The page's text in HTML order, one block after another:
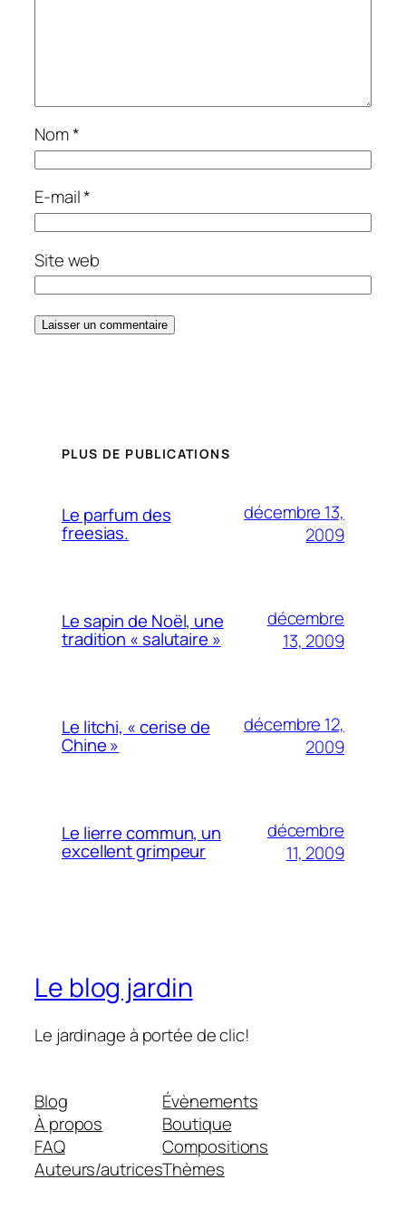
Nom*
E-mail*
Site web
PLUS DE PUBLICATIONS
Le parfum des
freesias.
décembre 13,
2009
Le sapin de Noël, une
tradition « salutaire »
décembre
13, 2009
Le litchi, « cerise de
Chine »
décembre 12,
2009
Le lierre commun, un
excellent grimpeur
décembre
11, 2009
Le blog jardin
Le jardinage à portée de clic!
Blog
À propos
FAQ
Auteurs/autrices
Évènements
Boutique
Compositions
Thèmes